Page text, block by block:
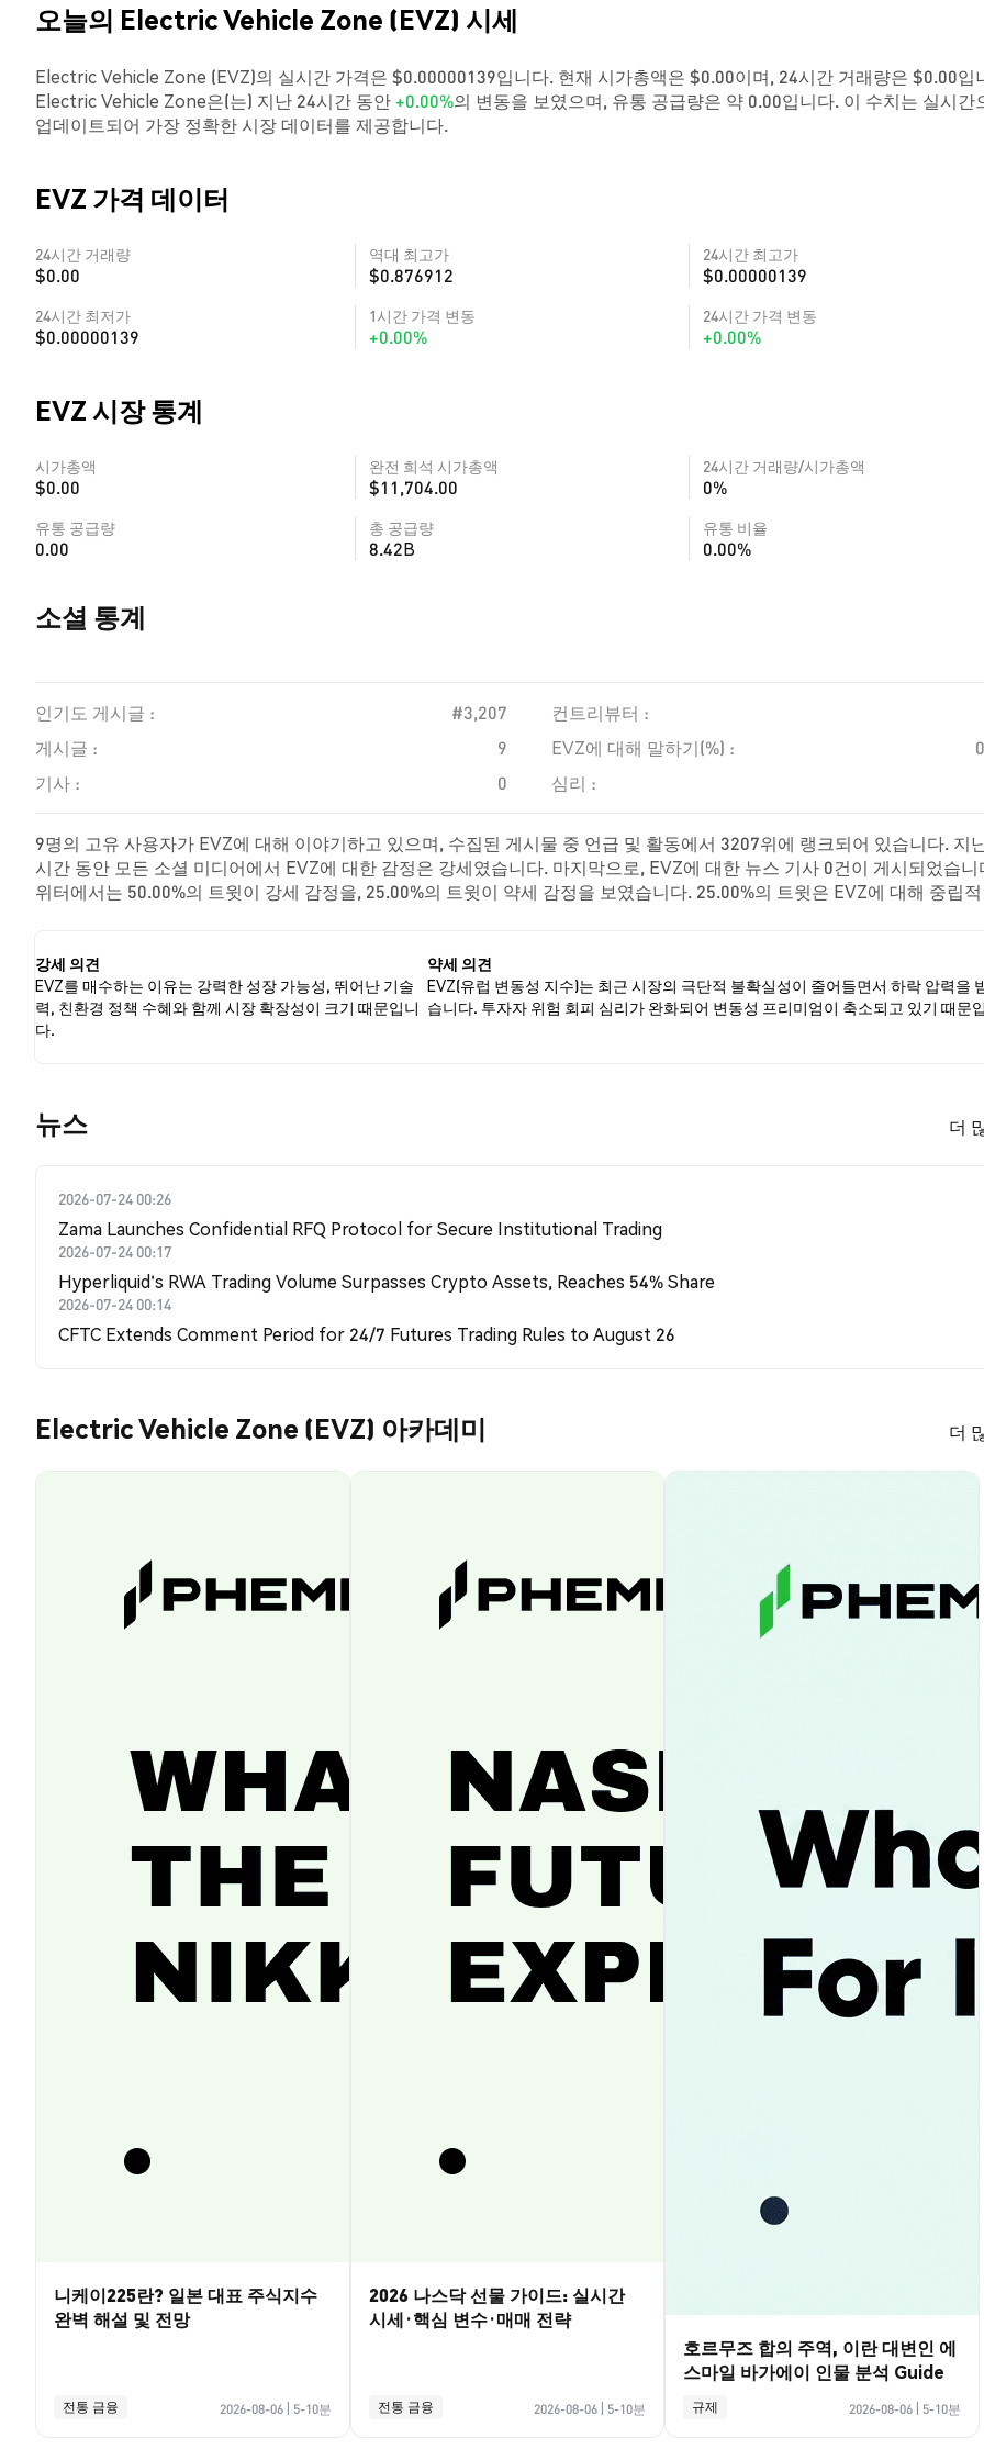
오늘의 Electric Vehicle Zone (EVZ) 시세
Electric Vehicle Zone (EVZ)의 실시간 가격은 $0.00000139입니다. 현재 시가총액은 $0.00이며, 24시간 거래량은 $0.00입
Electric Vehicle Zone은(는) 지난 24시간 동안+0.00%의 변동을 보였으며, 유통 공급량은 약 0.00입니다. 이 수치는 실시간
업데이트되어 가장 정확한 시장 데이터를 제공합니다.
EVZ 가격 데이터
24시간 거래량
$0.00
역대 최고가
$0.876912
24시간 최고가
$0.00000139
24시간 최저가
$0.00000139
1시간 가격 변동
+0.00%
24시간 가격 변동
+0.00%
EVZ 시장 통계
시가총액
$0.00
완전 희석 시가총액
$11,704.00
24시간 거래량/시가총액
0%
유통 공급량
0.00
총 공급량
8.42B
유통 비율
0.00%
소셜 통계
인기도 게시글 : #3,207 컨트리뷰터 :
게시글 :
9 EVZ에 대해 말하기(%) :
기사 :
0 심리 :
9명의 고유 사용자가 EVZ에 대해 이야기하고 있으며, 수집된 게시물 중 언급 및 활동에서 3207위에 랭크되어 있습니다. 지
시간 동안 모든 소셜 미디어에서 EVZ에 대한 감정은 강세였습니다. 마지막으로, EVZ에 대한 뉴스 기사 0건이 게시되었습니
위터에서는 50.00%의 트윗이 강세 감정을, 25.00%의 트윗이 약세 감정을 보였습니다. 25.00%의 트윗은 EVZ에 대해 중립
강세 의견
EVZ를 매수하는 이유는 강력한 성장 가능성, 뛰어난 기술
력, 친환경 정책 수혜와 함께 시장 확장성이 크기 때문입니
다.
약세 의견
EVZ(유럽 변동성 지수)는 최근 시장의 극단적 불확실성이 줄어들면서 하락 압력을
습니다. 투자자 위험 회피 심리가 완화되어 변동성 프리미엄이 축소되고 있기 때문
뉴스 더
2026-07-24 00:26
Zama Launches Confidential RFQ Protocol for Secure Institutional Trading
2026-07-24 00:17
Hyperliquid's RWA Trading Volume Surpasses Crypto Assets, Reaches 54% Share
2026-07-24 00:14
CFTC Extends Comment Period for 24/7 Futures Trading Rules to August 26
Electric Vehicle Zone (EVZ) 아카데미 더
니케이225란? 일본 대표 주식지수
완벽 해설 및 전망
전통 금융 2026-08-06 5-10분
2026 나스닥 선물 가이드: 실시간
시세·핵심 변수·매매 전략
전통 금융 2026-08-06 5-10분
호르무즈 합의 주역, 이란 대변인 에
스마일 바가에이 인물 분석 Guide
규제 2026-08-06 5-10분